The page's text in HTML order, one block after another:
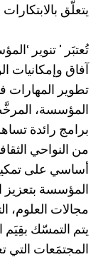
يتعلّق
تُعتبَر ’ تنوير
آفاق وإمكانيات
تطوير
المؤسسة،
برامج رائدة
من النواحي
أساسي على
المؤسسة بتعزيز
مجالات العلوم،
يتم التمسّك بقِيَم
المجتمَعات